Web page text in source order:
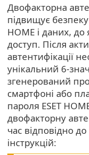
Двофакторна
підвищує безпеку
HOME і даних,
доступ. Після
автентифікації
унікальний 6-
згенерований
смартфоні або
пароля ESET
двофакторну
час відповідно
інструкцій: